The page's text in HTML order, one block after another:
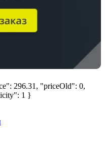
296.31, "priceOld": 0,
1 }